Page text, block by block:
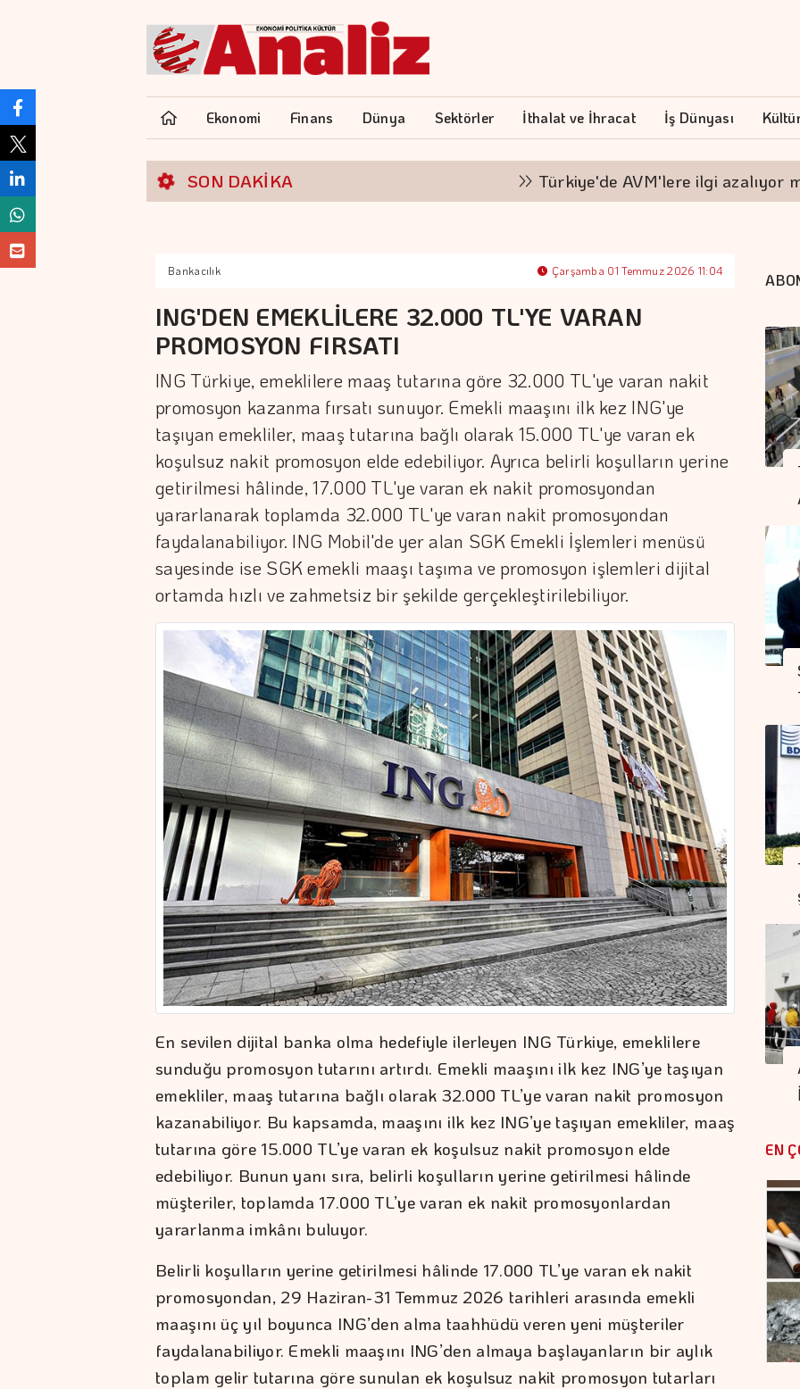
Ekonomi Finans Dünya Sektörler İthalat ve İhracat İş Dünyası
SON DAKİKA Türkiye'de AVM'lere ilgi azalıyor mu?
Bankacılık Çarşamba 01 Temmuz 2026 11:04
ING'DEN EMEKLİLERE 32.000 TL'YE VARAN
PROMOSYON FIRSATI
ING Türkiye, emeklilere maaş tutarına göre 32.000 TL'ye varan nakit
promosyon kazanma fırsatı sunuyor. Emekli maaşını ilk kez ING'ye
taşıyan emekliler, maaş tutarına bağlı olarak 15.000 TL'ye varan ek
koşulsuz nakit promosyon elde edebiliyor. Ayrıca belirli koşulların yerine
getirilmesi hâlinde, 17.000 TL'ye varan ek nakit promosyondan
yararlanarak toplamda 32.000 TL'ye varan nakit promosyondan
faydalanabiliyor. ING Mobil'de yer alan SGK Emekli İşlemleri menüsü
sayesinde ise SGK emekli maaşı taşıma ve promosyon işlemleri dijital
ortamda hızlı ve zahmetsiz bir şekilde gerçekleştirilebiliyor.
En sevilen dijital banka olma hedefiyle ilerleyen ING Türkiye, emeklilere
sunduğu promosyon tutarını artırdı. Emekli maaşını ilk kez ING’ye taşıyan
emekliler, maaş tutarına bağlı olarak 32.000 TL’ye varan nakit promosyon
kazanabiliyor. Bu kapsamda, maaşını ilk kez ING’ye taşıyan emekliler, maaş
tutarına göre 15.000 TL’ye varan ek koşulsuz nakit promosyon elde
edebiliyor. Bunun yanı sıra, belirli koşulların yerine getirilmesi hâlinde
müşteriler, toplamda 17.000 TL’ye varan ek nakit promosyonlardan
yararlanma imkânı buluyor.
Belirli koşulların yerine getirilmesi hâlinde 17.000 TL’ye varan ek nakit
promosyondan, 29 Haziran-31 Temmuz 2026 tarihleri arasında emekli
maaşını üç yıl boyunca ING’den alma taahhüdü veren yeni müşteriler
faydalanabiliyor. Emekli maaşını ING’den almaya başlayanların bir aylık
toplam gelir tutarına göre sunulan ek koşulsuz nakit promosyon tutarları
EN